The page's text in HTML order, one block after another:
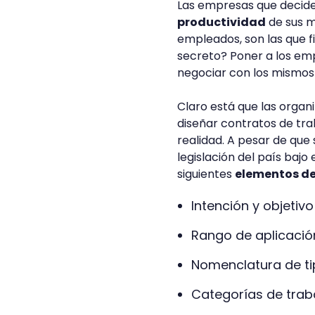
Las empresas que
productividad de sus
empleados, son las que
secreto? Poner a los
negociar con los
Claro está que las
diseñar contratos de
realidad. A pesar de
legislación del país bajo
siguientes elementos
Intención y
Rango de
Nomenclatura de
Categorías de